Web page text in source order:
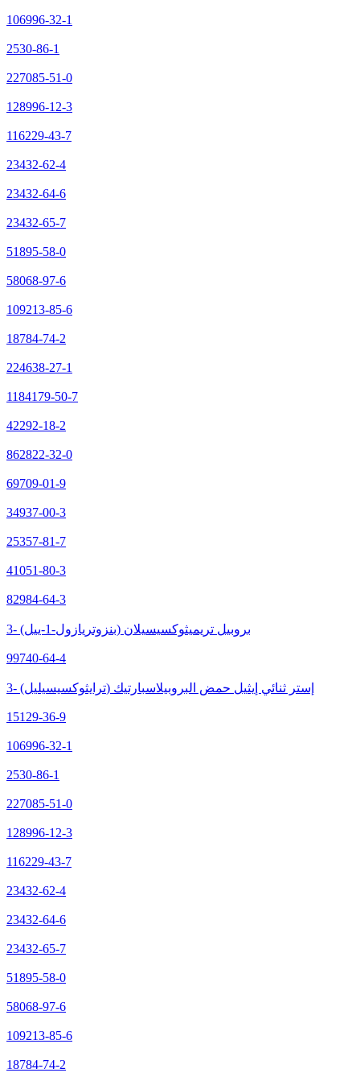
106996-32-1
2530-86-1
227085-51-0
128996-12-3
116229-43-7
23432-62-4
23432-64-6
23432-65-7
51895-58-0
58068-97-6
109213-85-6
18784-74-2
224638-27-1
1184179-50-7
42292-18-2
862822-32-0
69709-01-9
34937-00-3
25357-81-7
41051-80-3
82984-64-3
3- (بنزوتريازول-1-ييل) بروبيل تريميثوكسيسيلان
99740-64-4
3- (ترايثوكسيسيليل) إستر ثنائي إيثيل حمض البروبيلاسبارتيك
15129-36-9
106996-32-1
2530-86-1
227085-51-0
128996-12-3
116229-43-7
23432-62-4
23432-64-6
23432-65-7
51895-58-0
58068-97-6
109213-85-6
18784-74-2